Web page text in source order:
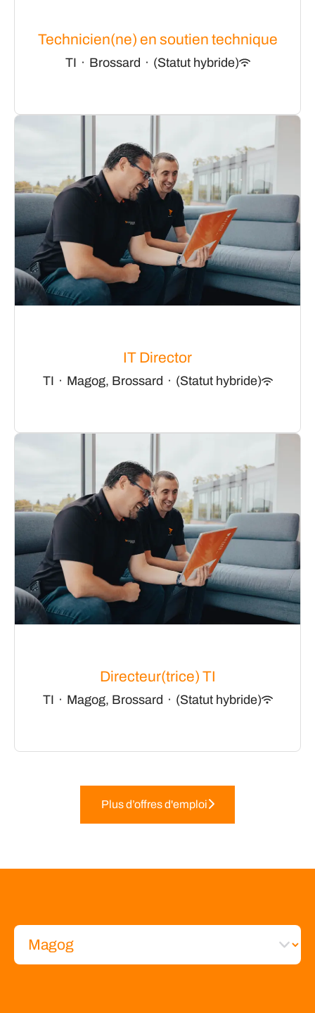
Technicien(ne) en soutien technique
TI · Brossard · (Statut hybride)
IT Director
TI · Magog, Brossard · (Statut hybride)
Directeur(trice) TI
TI · Magog, Brossard · (Statut hybride)
Plus d’offres d'emploi